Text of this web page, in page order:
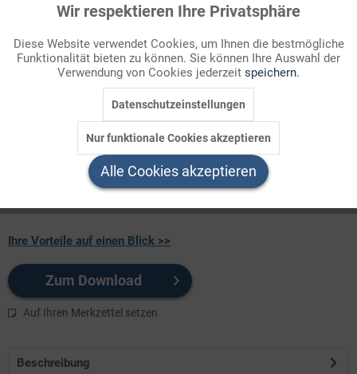
ihre Einordnung in das System der Gewaltenteilung und -
verschränkung nach dem Grundgesetz. Ein klassisches
ZAHLENBILD in aktueller Fassung!
Welchen Download brauchen Sie?
s/w-Version
Ihre Vorteile auf einen Blick >>
Zum Download
Auf Ihren Merkzettel setzen
Beschreibung
Funktionale Aktiv
Marketing Inaktiv
Inaktiv
Wir respektieren Ihre Privatsphäre
Diese Website verwendet Cookies, um Ihnen die bestmögliche
Funktionalität bieten zu können. Sie können Ihre Auswahl der
Verwendung von Cookies jederzeit speichern.
Datenschutzeinstellungen
Nur funktionale Cookies akzeptieren
Alle Cookies akzeptieren